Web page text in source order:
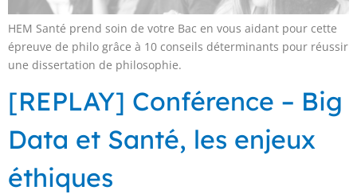
HEM Santé prend soin de votre Bac en vous aidant pour cette
épreuve de philo grâce à 10 conseils déterminants pour réussir
une dissertation de philosophie.
[REPLAY] Conférence – Big
Data et Santé, les enjeux
éthiques